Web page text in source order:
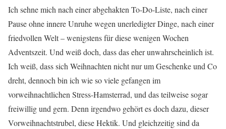
Ich sehne mich nach einer abgehakten To-Do-Liste, nach einer
Pause ohne innere Unruhe wegen unerledigter Dinge, nach einer
friedvollen Welt – wenigstens für diese wenigen Wochen
Adventszeit. Und weiß doch, dass das eher unwahrscheinlich ist.
Ich weiß, dass sich Weihnachten nicht nur um Geschenke und Co
dreht, dennoch bin ich wie so viele gefangen im
vorweihnachtlichen Stress-Hamsterrad, und das teilweise sogar
freiwillig und gern. Denn irgendwo gehört es doch dazu, dieser
Vorweihnachtstrubel, diese Hektik. Und gleichzeitig sind da